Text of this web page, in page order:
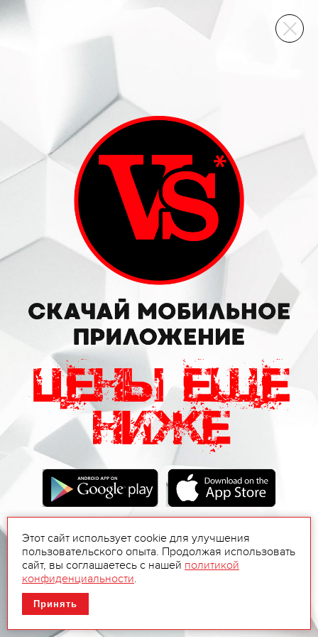
ВИННЫЙ СКЛАД
Этот сайт использует cookie для улучшения
пользовательского опыта. Продолжая использовать
сайт, вы соглашаетесь с нашей политикой
конфиденциальности.
Принять